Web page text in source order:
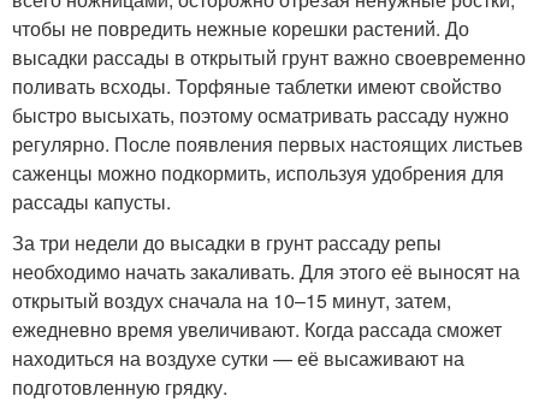
чтобы не повредить нежные корешки растений. До
высадки рассады в открытый грунт важно своевременно
поливать всходы. Торфяные таблетки имеют свойство
быстро высыхать, поэтому осматривать рассаду нужно
регулярно. После появления первых настоящих листьев
саженцы можно подкормить, используя удобрения для
рассады капусты.
За три недели до высадки в грунт рассаду репы
необходимо начать закаливать. Для этого её выносят на
открытый воздух сначала на 10–15 минут, затем,
ежедневно время увеличивают. Когда рассада сможет
находиться на воздухе сутки — её высаживают на
подготовленную грядку.